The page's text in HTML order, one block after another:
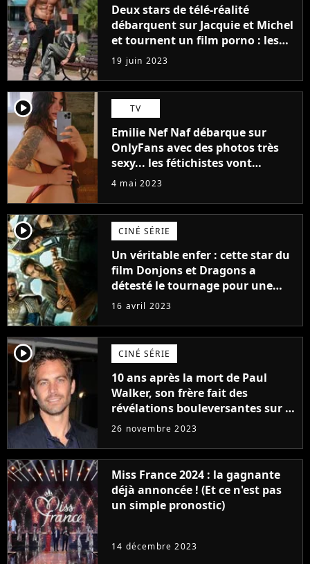
Deux stars de télé-réalité
débarquent sur Jacquie et Michel
et tournent un film porno : les
premières images du tournage
(exclu)
19 juin 2023
player2 TV
Emilie Nef Naf débarque sur
OnlyFans avec des photos très
sexy... les fétichistes vont
prendre leur pied !
4 mai 2023
player2 CINÉ SÉRIE
Un véritable enfer : cette star du
film Donjons et Dragons a
détesté le tournage pour une
raison très spéciale
16 avril 2023
player2 CINÉ SÉRIE
10 ans après la mort de Paul
Walker, son frère fait des
révélations bouleversantes sur la
réaction des acteurs de Fast and
26 novembre 2023
Miss France 2024 : la gagnante
déjà annoncée ! (Et ce n'est pas
un simple pronostic)
14 décembre 2023